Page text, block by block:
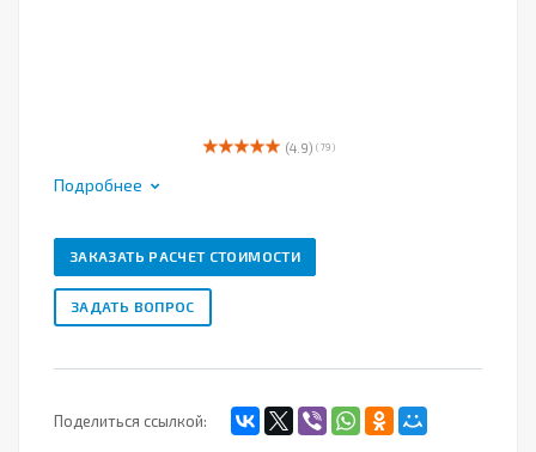
(4.9) ( 79 )
Подробнее
ЗАКАЗАТЬ РАСЧЕТ СТОИМОСТИ
ЗАДАТЬ ВОПРОС
Поделиться ссылкой: